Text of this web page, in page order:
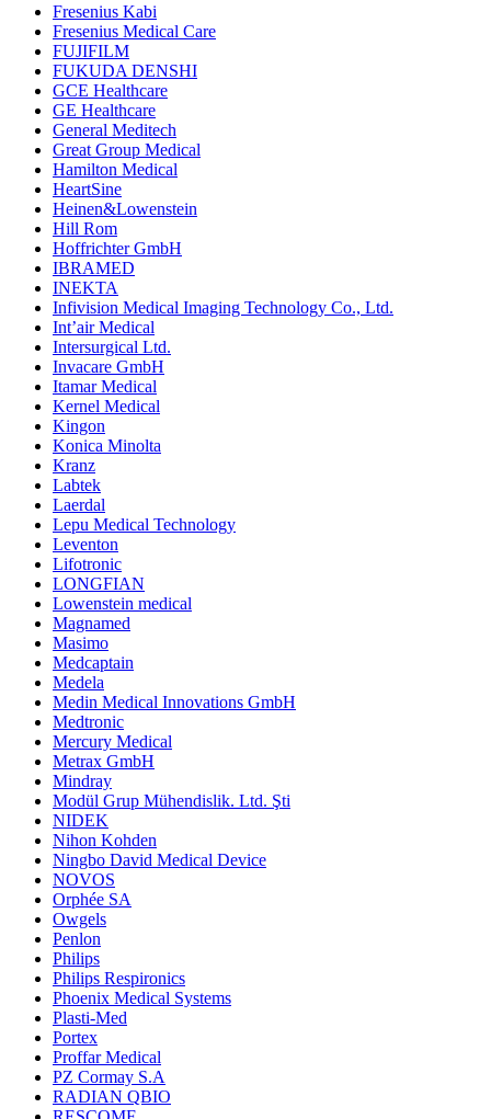
Fresenius Kabi
Fresenius Medical Care
FUJIFILM
FUKUDA DENSHI
GCE Healthcare
GE Healthcare
General Meditech
Great Group Medical
Hamilton Medical
HeartSine
Heinen&Lowenstein
Hill Rom
Hoffrichter GmbH
IBRAMED
INEKTA
Infivision Medical Imaging Technology Co., Ltd.
Int’air Medical
Intersurgical Ltd.
Invacare GmbH
Itamar Medical
Kernel Medical
Kingon
Konica Minolta
Kranz
Labtek
Laerdal
Lepu Medical Technology
Leventon
Lifotronic
LONGFIAN
Lowenstein medical
Magnamed
Masimo
Medcaptain
Medela
Medin Medical Innovations GmbH
Medtronic
Mercury Medical
Metrax GmbH
Mindray
Modül Grup Mühendislik. Ltd. Şti
NIDEK
Nihon Kohden
Ningbo David Medical Device
NOVOS
Orphée SA
Owgels
Penlon
Philips
Philips Respironics
Phoenix Medical Systems
Plasti-Med
Portex
Proffar Medical
PZ Cormay S.A
RADIAN QBIO